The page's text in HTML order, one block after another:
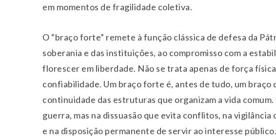
em momentos de fragilidade coletiva.
O “braço forte” remete à função clássica de defesa da
soberania e das instituições, ao compromisso com a
florescer em liberdade. Não se trata apenas de força
confiabilidade. Um braço forte é, antes de tudo, um braço
continuidade das estruturas que organizam a vida comum.
guerra, mas na dissuasão que evita conflitos, na
e na disposição permanente de servir ao interesse público.